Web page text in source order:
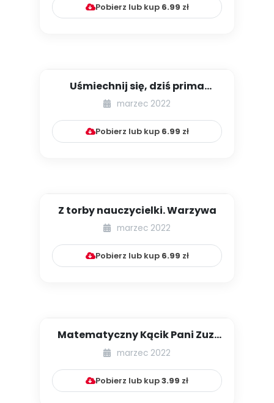
Pobierz lub kup 6.99 zł
Uśmiechnij się, dziś prima
aprilis!
marzec 2022
Pobierz lub kup 6.99 zł
Z torby nauczycielki. Warzywa
marzec 2022
Pobierz lub kup 6.99 zł
Matematyczny Kącik Pani Zuzi
[cz. XII]
marzec 2022
Pobierz lub kup3.99 zł